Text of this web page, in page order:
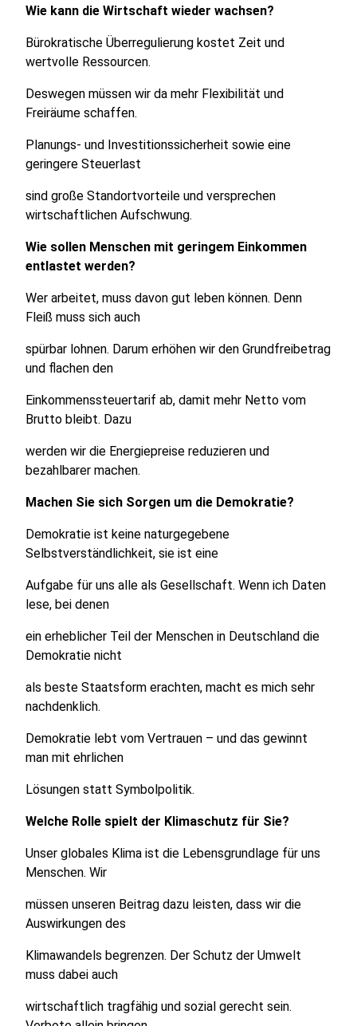
Wie kann die Wirtschaft wieder wachsen?
Bürokratische Überregulierung kostet Zeit und
wertvolle Ressourcen.
Deswegen müssen wir da mehr Flexibilität und
Freiräume schaffen.
Planungs- und Investitionssicherheit sowie eine
geringere Steuerlast
sind große Standortvorteile und versprechen
wirtschaftlichen Aufschwung.
Wie sollen Menschen mit geringem Einkommen
entlastet werden?
Wer arbeitet, muss davon gut leben können. Denn
Fleiß muss sich auch
spürbar lohnen. Darum erhöhen wir den Grundfreibetrag
und flachen den
Einkommenssteuertarif ab, damit mehr Netto vom
Brutto bleibt. Dazu
werden wir die Energiepreise reduzieren und
bezahlbarer machen.
Machen Sie sich Sorgen um die Demokratie?
Demokratie ist keine naturgegebene
Selbstverständlichkeit, sie ist eine
Aufgabe für uns alle als Gesellschaft. Wenn ich Daten
lese, bei denen
ein erheblicher Teil der Menschen in Deutschland die
Demokratie nicht
als beste Staatsform erachten, macht es mich sehr
nachdenklich.
Demokratie lebt vom Vertrauen – und das gewinnt
man mit ehrlichen
Lösungen statt Symbolpolitik.
Welche Rolle spielt der Klimaschutz für Sie?
Unser globales Klima ist die Lebensgrundlage für uns
Menschen. Wir
müssen unseren Beitrag dazu leisten, dass wir die
Auswirkungen des
Klimawandels begrenzen. Der Schutz der Umwelt
muss dabei auch
wirtschaftlich tragfähig und sozial gerecht sein.